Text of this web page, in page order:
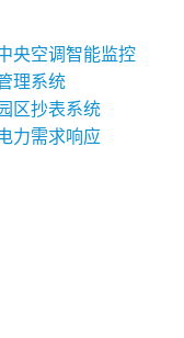
央空调智能监控
理系统
区抄表系统
力需求响应